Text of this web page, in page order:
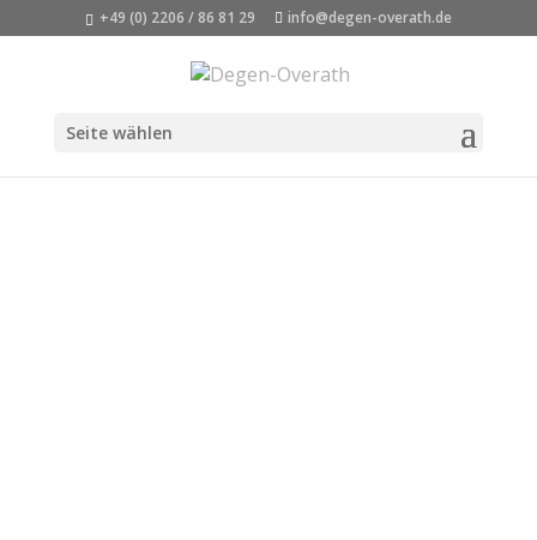
+49 (0) 2206 / 86 81 29 info@degen-overath.de
Seite wählen